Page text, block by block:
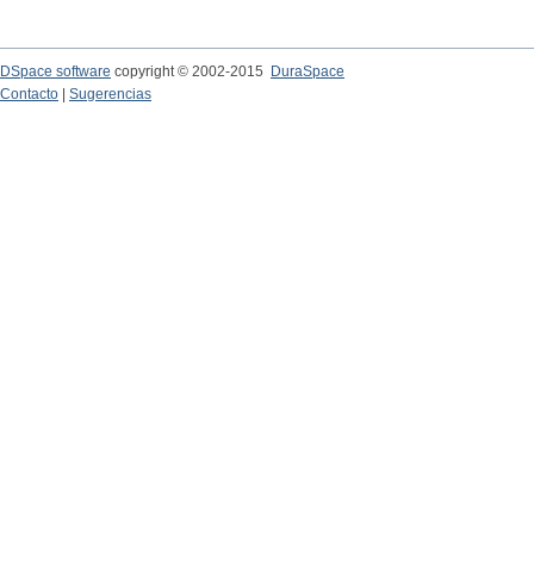
DSpace software copyright © 2002-2015
DuraSpace
Contacto
Sugerencias